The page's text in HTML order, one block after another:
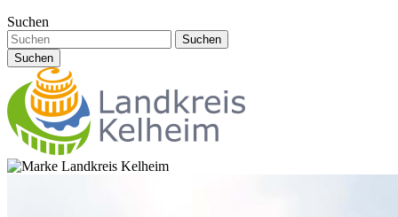
Suchen
Suchen
Suchen